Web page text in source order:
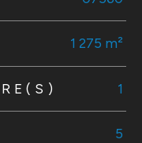
1 275 m²
1
5